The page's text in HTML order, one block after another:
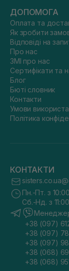
ДОПОМОГА
Оплата та
Як зробити
Відповіді на
Про нас
ЗМІ про нас
Сертифікати та
Блог
Бюті словник
Контакти
Умови
Політика
КОНТАКТИ
Пн.-Пт. з
Сб.-Нд. з
+38 (097)
+38 (097)
+38 (097)
+38 (068)
+38 (068)